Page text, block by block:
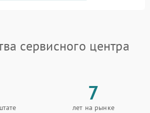
сервисного центра
7
лет на рынке